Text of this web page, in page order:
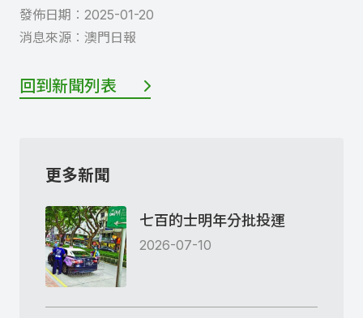
發佈日期︰ 2025-01-20
消息來源︰ 澳門日報
回到新聞列表
更多新聞
七百的士明年分批投運
2026-07-10